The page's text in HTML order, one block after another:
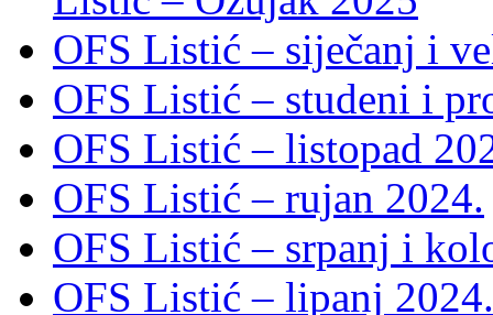
OFS Listić – siječanj i
OFS Listić – studeni i
OFS Listić – listopad
OFS Listić – rujan 2024.
OFS Listić – srpanj i
OFS Listić – lipanj 2024.